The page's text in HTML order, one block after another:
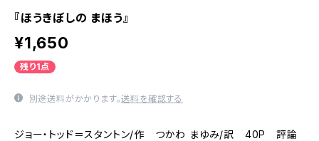
『ほうきぼしの まほう』
¥1,650
残り1点
別途送料がかかります。送料を確認する
ジョー・トッド＝スタントン/作 つかわ まゆみ/訳 40P 評論